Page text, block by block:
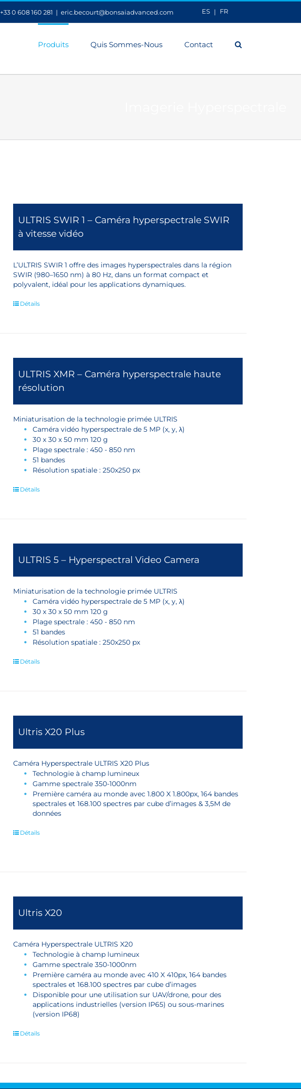
ES FR
+33 0 608 160 281 | eric.becourt@bonsaiadvanced.com
Produits Quis Sommes-Nous Contact
ULTRIS SWIR 1 – Caméra hyperspectrale SWIR
à vitesse vidéo
L’ULTRIS SWIR 1 offre des images hyperspectrales dans la région
SWIR (980–1650 nm) à 80 Hz, dans un format compact et
polyvalent, idéal pour les applications dynamiques.
Détails
ULTRIS XMR – Caméra hyperspectrale haute
résolution
Miniaturisation de la technologie primée ULTRIS
Caméra vidéo hyperspectrale de 5 MP (x, y, λ)
30 x 30 x 50 mm 120 g
Plage spectrale : 450 - 850 nm
51 bandes
Résolution spatiale : 250x250 px
Détails
ULTRIS 5 – Hyperspectral Video Camera
Miniaturisation de la technologie primée ULTRIS
Caméra vidéo hyperspectrale de 5 MP (x, y, λ)
30 x 30 x 50 mm 120 g
Plage spectrale : 450 - 850 nm
51 bandes
Résolution spatiale : 250x250 px
Détails
Ultris X20 Plus
Caméra Hyperspectrale ULTRIS X20 Plus
Technologie à champ lumineux
Gamme spectrale 350-1000nm
Première caméra au monde avec 1.800 X 1.800px, 164 bandes
spectrales et 168.100 spectres par cube d’images & 3,5M de
données
Détails
Ultris X20
Caméra Hyperspectrale ULTRIS X20
Technologie à champ lumineux
Gamme spectrale 350-1000nm
Première caméra au monde avec 410 X 410px, 164 bandes
spectrales et 168.100 spectres par cube d’images
Disponible pour une utilisation sur UAV/drone, pour des
applications industrielles (version IP65) ou sous-marines
(version IP68)
Détails